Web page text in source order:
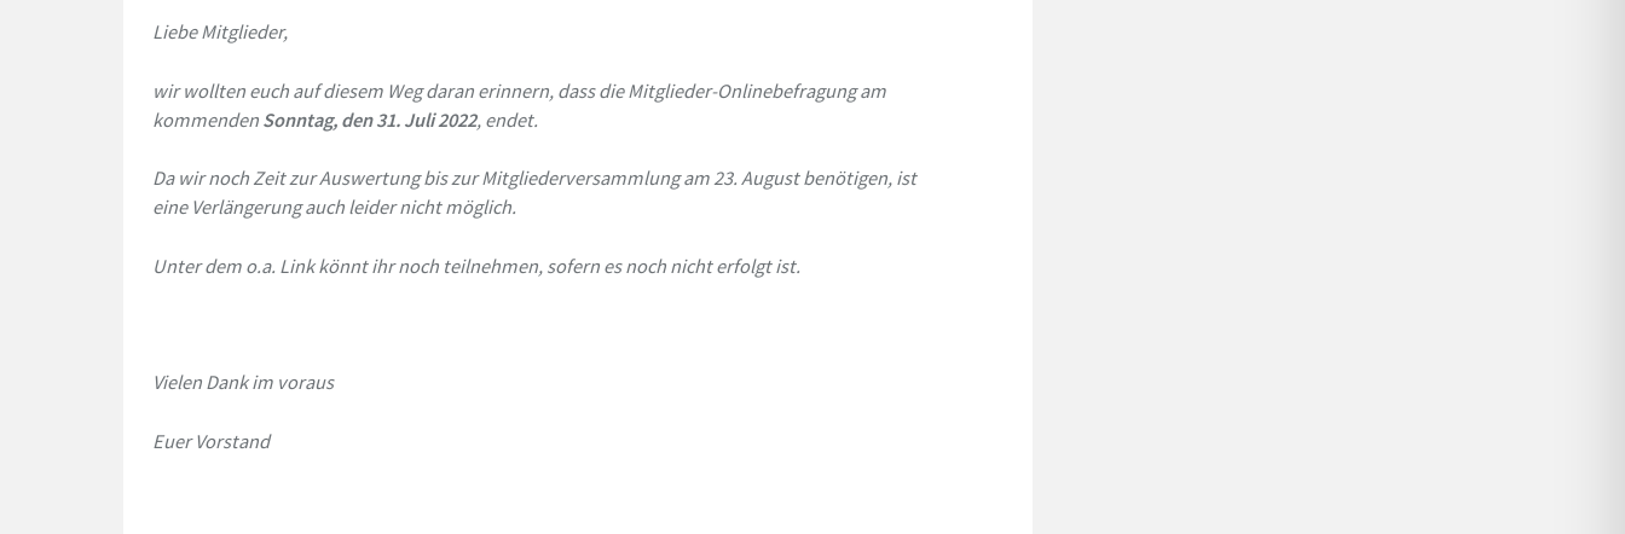
Liebe Mitglieder,
wir wollten euch auf diesem Weg daran erinnern, dass die Mitglieder-Onlinebefragung am
kommenden Sonntag, den 31. Juli 2022, endet.
Da wir noch Zeit zur Auswertung bis zur Mitgliederversammlung am 23. August benötigen, ist
eine Verlängerung auch leider nicht möglich.
Unter dem o.a. Linkkönnt ihr noch teilnehmen, sofern es noch nicht erfolgt ist.
Vielen Dank im voraus
Euer Vorstand